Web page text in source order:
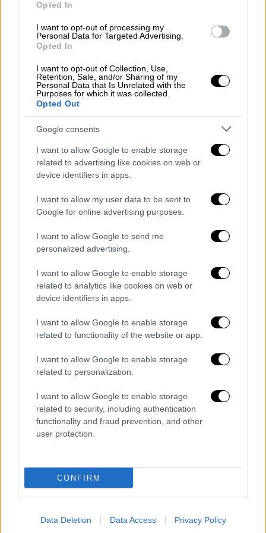
Opted In
I want to opt-out of processing my
Personal Data for Targeted Advertising.
Opted In
I want to opt-out of Collection, Use,
Retention, Sale, and/or Sharing of my
Personal Data that Is Unrelated with the
Purposes for which it was collected.
Opted Out
Google consents
I want to allow Google to enable storage
related to advertising like cookies on web or
device identifiers in apps.
I want to allow my user data to be sent to
Google for online advertising purposes.
I want to allow Google to send me
personalized advertising.
I want to allow Google to enable storage
related to analytics like cookies on web or
device identifiers in apps.
I want to allow Google to enable storage
related to functionality of the website or app.
I want to allow Google to enable storage
related to personalization.
I want to allow Google to enable storage
related to security, including authentication
functionality and fraud prevention, and other
user protection.
CONFIRM
Data Deletion Data Access Privacy Policy
χωρίς ουσιαστικό αντικείμενο οδήγησε σε
πλήρη υπηρεσιακή της απαξίωση.
Ενόψει των ανωτέρω, το Δικαστήριο
διατάσσει:
• την επανατοποθέτησή της στη θέση της
Διευθύντριας Εσωτερικού Ελέγχου, με
απειλή χρηματικής ποινής ύψους 100 ευρώ
για κάθε ημέρα άρνησης συμμόρφωσης.
• την αποκατάσταση των μισθολογικών
απωλειών που υπέστη,
• την καταβολή αποζημίωσης για την ηθική
βλάβη, καθώς και
• την κάλυψη των δικαστικών της εξόδων.
πλήρη δικαστική
επιβεβαίωσηότι η απομάκρυνση της κας
Τυχεροπούλου δεν αποτέλεσε νόμιμη
καταχρηστική ενέργεια, που στράφηκε κατά
ενός στελέχους το οποίο άσκησε τα
καθήκοντά του με επάρκεια, ανεξαρτησία και
προσήλωση στη νομιμότητα.
Ιδιαίτερη σημασία έχει ότι η κα
Τυχεροπούλουεξακολουθεί μέχρι σήμερα να
διατηρείται στην ίδια υποβαθμισμένη θέση
δικαστική απόφαση, καθίσταται πλέον
απολύτως αδικαιολόγητο και ανεπίτρεπτο.
Αθήνα, 30 Μαρτίου 2026